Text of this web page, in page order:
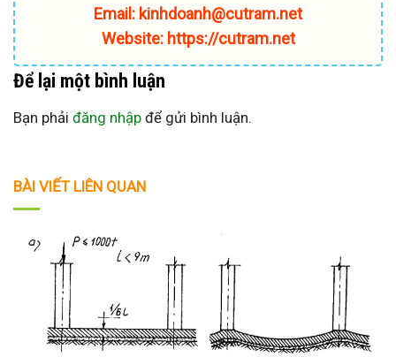
Email: kinhdoanh@cutram.net
Website: https://cutram.net
Để lại một bình luận
Bạn phải đăng nhập để gửi bình luận.
BÀI VIẾT LIÊN QUAN